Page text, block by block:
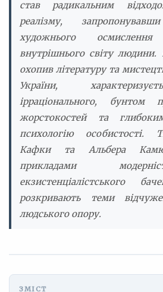
став радикальним
реалізму,
художнього
внутрішнього світу
охопив літературу та
України,
ірраціонального, бунтом
жорстокостей та
психологію особистості.
Кафки та Альбера
прикладами
екзистенціалістського
розкривають теми
людського опору.